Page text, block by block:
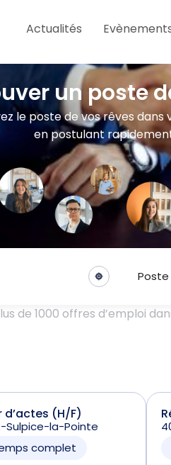
Actualités
un poste
le poste de vos rêves
en postulant
Poste
de 1000 offres d’emploi
d’actes (H/F)
Sulpice-la-Pointe
complet